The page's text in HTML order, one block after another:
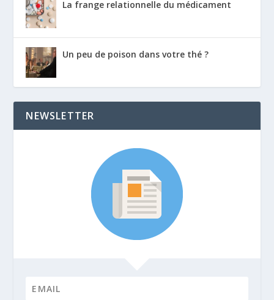
La frange relationnelle du médicament
Un peu de poison dans votre thé ?
NEWSLETTER